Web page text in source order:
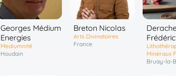
Georges Médium
Energies
Mediumnité
Houdain
Breton Nicolas
Arts Divinatoires
France
Frédéric
Minéraux
Bruay-la-